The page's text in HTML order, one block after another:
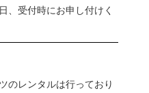
、受付時にお申し付けく
のレンタルは行っており